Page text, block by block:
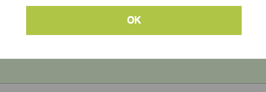
OK
Beratungsthemen